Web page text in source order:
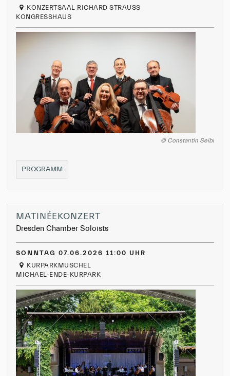
KONZERTSAAL RICHARD STRAUSS
KONGRESSHAUS
© Constantin Seibl
PROGRAMMKAMMERKONZERT
I
MATINÉEKONZERT
Dresden Chamber Soloists
SONNTAG 07.06.2026 11:00 UHR
KURPARKMUSCHEL
MICHAEL-ENDE-KURPARK